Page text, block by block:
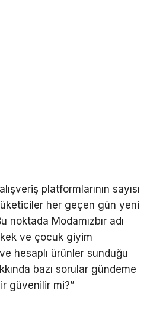
platformlarının sayısı
her geçen gün yeni
noktada Modamızbır adı
ve çocuk giyim
hesaplı ürünler sunduğu
bazı sorular gündeme
güvenilir mi?”